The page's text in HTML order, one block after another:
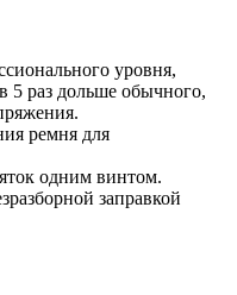
уровня,
5 раз дольше обычного,
ремня для
одним винтом.
заправкой